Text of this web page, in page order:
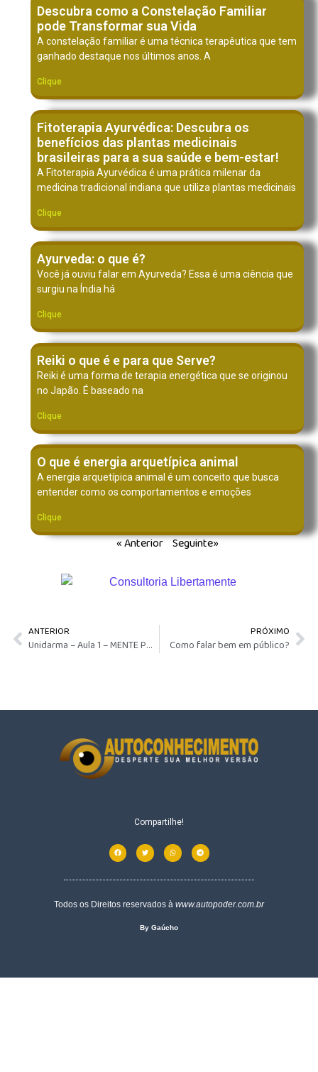
Descubra como a Constelação Familiar
pode Transformar sua Vida
A constelação familiar é uma técnica terapêutica que tem
ganhado destaque nos últimos anos. A
Clique
Fitoterapia Ayurvédica: Descubra os
benefícios das plantas medicinais
brasileiras para a sua saúde e bem-estar!
A Fitoterapia Ayurvédica é uma prática milenar da
medicina tradicional indiana que utiliza plantas medicinais
Clique
Ayurveda: o que é?
Você já ouviu falar em Ayurveda? Essa é uma ciência que
surgiu na Índia há
Clique
Reiki o que é e para que Serve?
Reiki é uma forma de terapia energética que se originou
no Japão. É baseado na
Clique
O que é energia arquetípica animal
A energia arquetípica animal é um conceito que busca
entender como os comportamentos e emoções
Clique
« Anterior Seguinte»
ANTERIOR
Unidarma – Aula 1 – MENTE POSITIVA – O LADO BOM DA VIDA
PRÓXIMO
Como falar bem em público?
Compartilhe!
Todos os Direitos reservados à www.autopoder.com.br
By Gaúcho